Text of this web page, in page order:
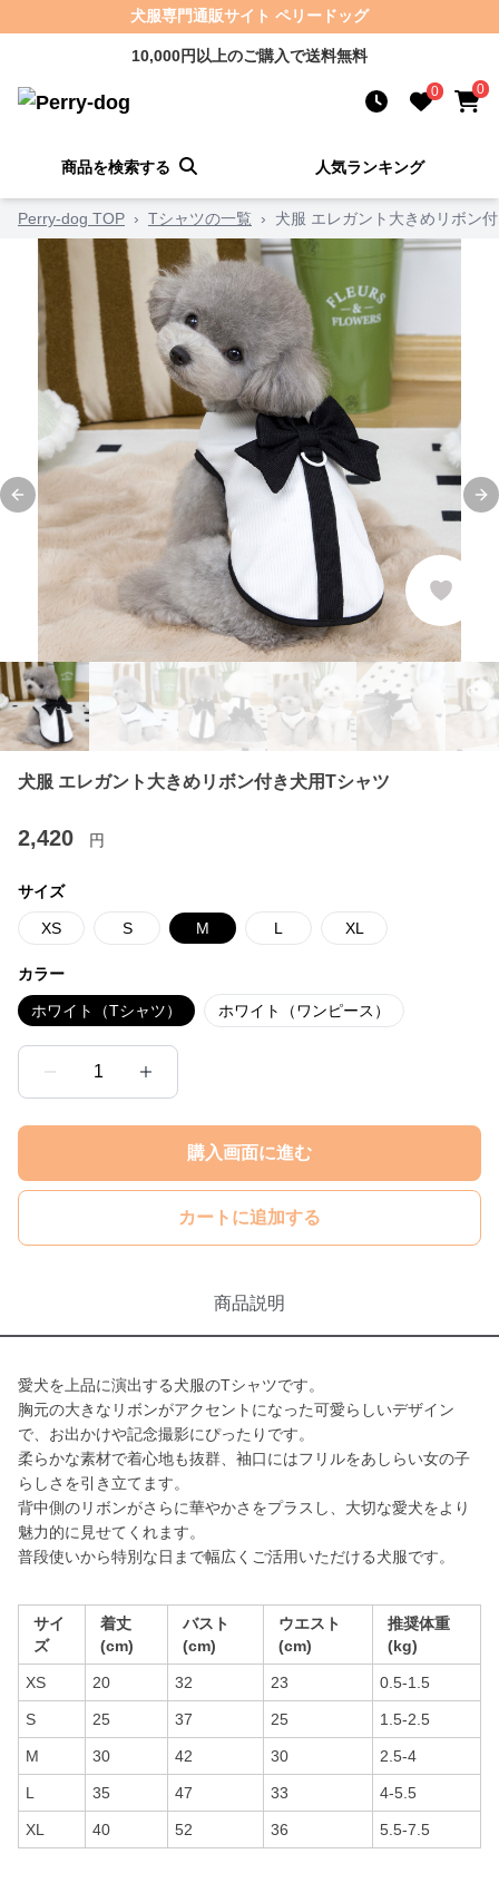
犬服専門通販サイト ペリードッグ
10,000円以上のご購入で送料無料
0 0
商品を検索する 人気ランキング
Perry-dog TOP › Tシャツの一覧 › 犬服 エレガント大きめリボン
Previous slide
犬服 エレガント大きめリボン付き犬用Tシャツ
2,420 円
サイズ
XS S M L XL
カラー
ホワイト（Tシャツ） ホワイト（ワンピース）
1
購入画面に進む
カートに追加する
商品説明
愛犬を上品に演出する犬服のTシャツです。
胸元の大きなリボンがアクセントになった可愛らしいデザイン
で、お出かけや記念撮影にぴったりです。
柔らかな素材で着心地も抜群、袖口にはフリルをあしらい女の子
らしさを引き立てます。
背中側のリボンがさらに華やかさをプラスし、大切な愛犬をより
魅力的に見せてくれます。
普段使いから特別な日まで幅広くご活用いただける犬服です。
サイ
ズ
着丈
(cm)
バスト
(cm)
ウエスト
(cm)
推奨体重
(kg)
XS 20 32 23 0.5-1.5
S 25 37 25 1.5-2.5
M 30 42 30 2.5-4
L 35 47 33 4-5.5
XL 40 52 36 5.5-7.5